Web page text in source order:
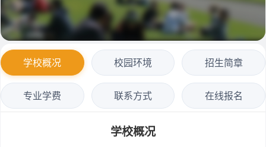
学校概况 校园环境 招生简章
专业学费 联系方式 在线报名
学校概况